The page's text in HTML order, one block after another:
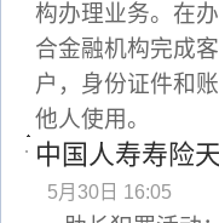
构办理业务。在
合金融机构完成
户，身份证件和
他人使用。
中国人寿寿险
5月30日 16:05